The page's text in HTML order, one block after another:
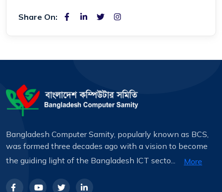
Share On:
Bangladesh Computer Samity, popularly known as BCS,
was formed three decades ago with a vision to become
the guiding light of the Bangladesh ICT secto...
More